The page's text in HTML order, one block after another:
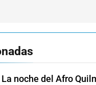
La noche del Afro